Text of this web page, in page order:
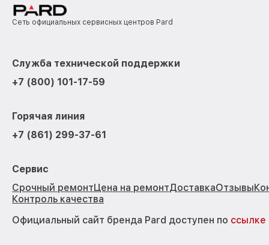
Сеть официальных сервисных центров Pard
Служба технической поддержки
+7 (800) 101-17-59
Горячая линия
+7 (861) 299-37-61
Сервис
Срочный ремонтЦена на ремонтДоставкаОтзывы
Контроль качества
Официальный сайт бренда Pard доступен по ссылке